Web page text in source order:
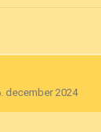
december 2024